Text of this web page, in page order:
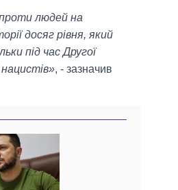
людей на
досяг рівня, який
під час Другої
нацистів», - зазначив